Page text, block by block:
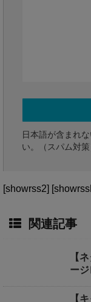
日本語が含まれ
い。（スパム対策
[showrss2]
関連記事
【
ー
【